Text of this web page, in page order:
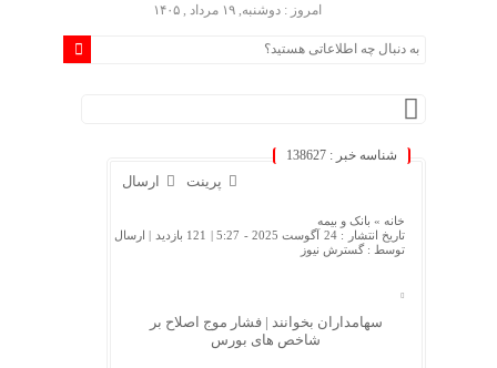
امروز : دوشنبه, ۱۹ مرداد , ۱۴۰۵
شناسه خبر : 138627
ارسال پرینت
خانه » بانک و بیمه
تاریخ انتشار : 24 آگوست 2025 - 5:27 |
121 بازدید
| ارسال
توسط :گسترش نیوز
سهامداران بخوانند | فشار موج اصلاح بر
شاخص های بورس